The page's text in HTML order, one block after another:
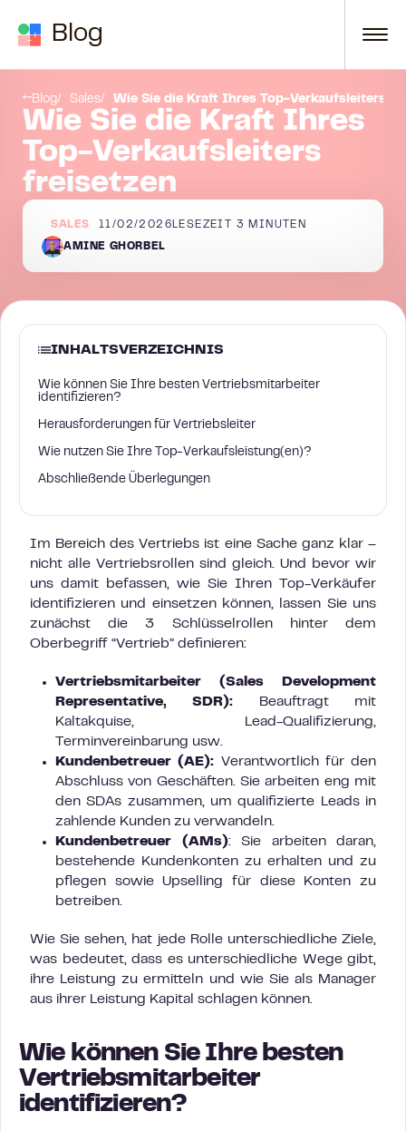
Blog
Blog Sales Wie Sie die Kraft Ihres Top-Verkaufsleiters
Wie Sie die Kraft Ihres
Top-Verkaufsleiters
freisetzen
SALES 11/02/2026 LESEZEIT 3 MINUTEN
AMINE GHORBEL
INHALTSVERZEICHNIS
Wie können Sie Ihre besten Vertriebsmitarbeiter
identifizieren?
Herausforderungen für Vertriebsleiter
Wie nutzen Sie Ihre Top-Verkaufsleistung(en)?
Abschließende Überlegungen
Im Bereich des Vertriebs ist eine Sache ganz klar –
nicht alle Vertriebsrollen sind gleich. Und bevor wir
uns damit befassen, wie Sie Ihren Top-Verkäufer
identifizieren und einsetzen können, lassen Sie uns
zunächst die 3 Schlüsselrollen hinter dem
Oberbegriff “Vertrieb” definieren:
Vertriebsmitarbeiter (Sales Development
Representative, SDR): Beauftragt mit
Kaltakquise, Lead-Qualifizierung,
Terminvereinbarung usw.
Kundenbetreuer (AE): Verantwortlich für den
Abschluss von Geschäften. Sie arbeiten eng mit
den SDAs zusammen, um qualifizierte Leads in
zahlende Kunden zu verwandeln.
Kundenbetreuer (AMs): Sie arbeiten daran,
bestehende Kundenkonten zu erhalten und zu
pflegen sowie Upselling für diese Konten zu
betreiben.
Wie Sie sehen, hat jede Rolle unterschiedliche Ziele,
was bedeutet, dass es unterschiedliche Wege gibt,
ihre Leistung zu ermitteln und wie Sie als Manager
aus ihrer Leistung Kapital schlagen können.
Wie können Sie Ihre besten
Vertriebsmitarbeiter
identifizieren?
Abschließende Überlegungen